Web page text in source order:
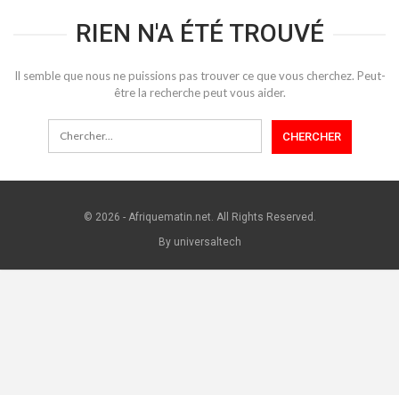
RIEN N'A ÉTÉ TROUVÉ
Il semble que nous ne puissions pas trouver ce que vous cherchez. Peut-
être la recherche peut vous aider.
© 2026 - Afriquematin.net. All Rights Reserved.
By universaltech